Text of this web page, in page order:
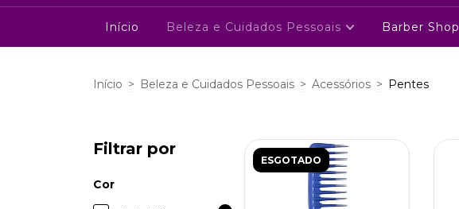
Início Beleza e Cuidados Pessoais Barber Shop
Início > Beleza e Cuidados Pessoais > Acessórios > Pentes
Filtrar por
Cor
ESGOTADO